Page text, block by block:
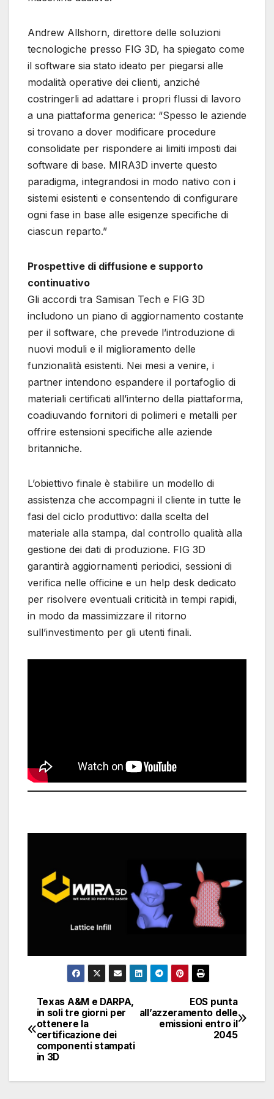
Andrew Allshorn, direttore delle soluzioni
tecnologiche presso FIG 3D, ha spiegato come
il software sia stato ideato per piegarsi alle
modalità operative dei clienti, anziché
costringerli ad adattare i propri flussi di lavoro
a una piattaforma generica: “Spesso le aziende
si trovano a dover modificare procedure
consolidate per rispondere ai limiti imposti dai
software di base. MIRA3D inverte questo
paradigma, integrandosi in modo nativo con i
sistemi esistenti e consentendo di configurare
ogni fase in base alle esigenze specifiche di
ciascun reparto.”
Prospettive di diffusione e supporto
continuativo
Gli accordi tra Samisan Tech e FIG 3D
includono un piano di aggiornamento costante
per il software, che prevede l’introduzione di
nuovi moduli e il miglioramento delle
funzionalità esistenti. Nei mesi a venire, i
partner intendono espandere il portafoglio di
materiali certificati all’interno della piattaforma,
coadiuvando fornitori di polimeri e metalli per
offrire estensioni specifiche alle aziende
britanniche.
L’obiettivo finale è stabilire un modello di
assistenza che accompagni il cliente in tutte le
fasi del ciclo produttivo: dalla scelta del
materiale alla stampa, dal controllo qualità alla
gestione dei dati di produzione. FIG 3D
garantirà aggiornamenti periodici, sessioni di
verifica nelle officine e un help desk dedicato
per risolvere eventuali criticità in tempi rapidi,
in modo da massimizzare il ritorno
sull’investimento per gli utenti finali.
Navigazione
articoli
EOS punta
all’azzeramento delle
emissioni entro il
2045
Texas A&M e DARPA,
in soli tre giorni per
ottenere la
certificazione dei
componenti stampati
in 3D